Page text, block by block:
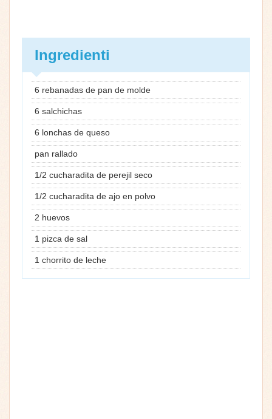
Ingredienti
6 rebanadas de pan de molde
6 salchichas
6 lonchas de queso
pan rallado
1/2 cucharadita de perejil seco
1/2 cucharadita de ajo en polvo
2 huevos
1 pizca de sal
1 chorrito de leche